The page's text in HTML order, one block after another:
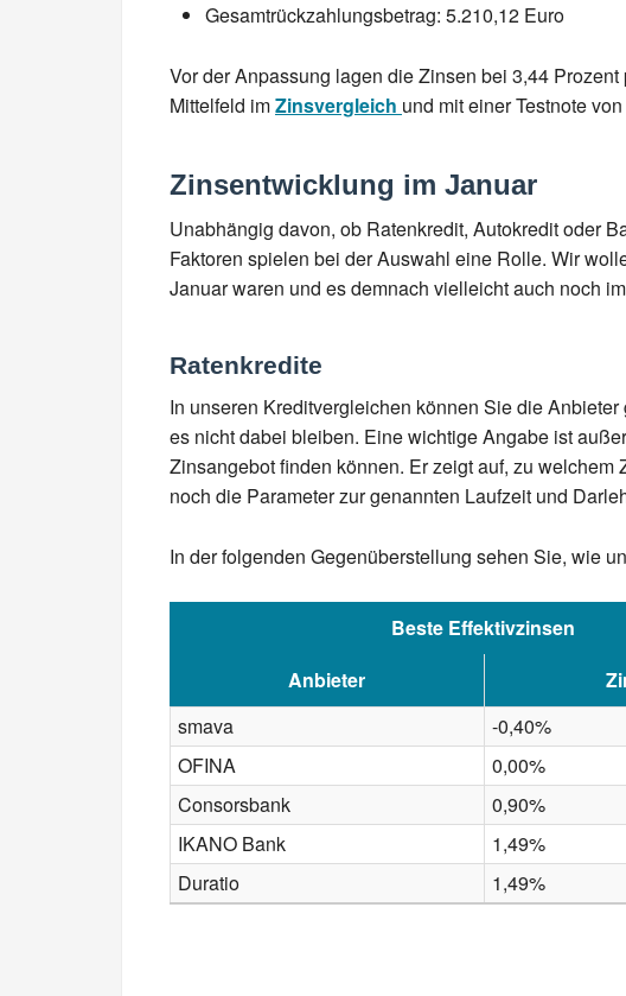
Gesamtrückzahlungsbetrag: 5.210,12 Euro
Vor der Anpassung lagen die Zinsen bei 3,44
Mittelfeld imZinsvergleich und mit einer Testnote
Zinsentwicklung im Januar
Unabhängig davon, ob Ratenkredit, Autokredit oder
Faktoren spielen bei der Auswahl eine Rolle. Wir
Januar waren und es demnach vielleicht auch noch
Ratenkredite
In unseren Kreditvergleichen können Sie die
es nicht dabei bleiben. Eine wichtige Angabe ist
Zinsangebot finden können. Er zeigt auf, zu
noch die Parameter zur genannten Laufzeit und
In der folgenden Gegenüberstellung sehen Sie, wie
Beste Effektivzinsen
Anbieter
smava
-0,40%
OFINA
0,00%
Consorsbank
0,90%
IKANO Bank
1,49%
Duratio
1,49%